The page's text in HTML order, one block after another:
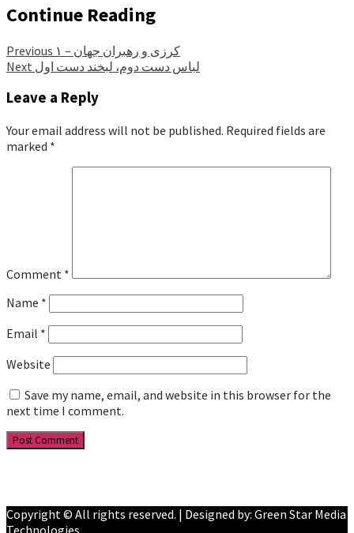
Continue Reading
Previous
کرزی و رهبران جهان – ۱
Next لباس دست دوم، لبخند دست اول
Leave a Reply
Your email address will not be published. Required fields are
marked *
Comment *
Name *
Email *
Website
Save my name, email, and website in this browser for the
next time I comment.
Copyright © All rights reserved. | Designed by: Green Star Media